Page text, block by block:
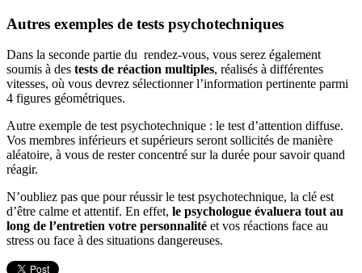
Autres exemples de tests psychotechniques
Dans la seconde partie du rendez-vous, vous serez également
soumis à des tests de réaction multiples, réalisés à différentes
vitesses, où vous devrez sélectionner l’information pertinente parmi
4 figures géométriques.
Autre exemple de test psychotechnique : le test d’attention diffuse.
Vos membres inférieurs et supérieurs seront sollicités de manière
aléatoire, à vous de rester concentré sur la durée pour savoir quand
réagir.
N’oubliez pas que pour réussir le test psychotechnique, la clé est
d’être calme et attentif. En effet, le psychologue évaluera tout au
long de l’entretien votre personnalité et vos réactions face au
stress ou face à des situations dangereuses.